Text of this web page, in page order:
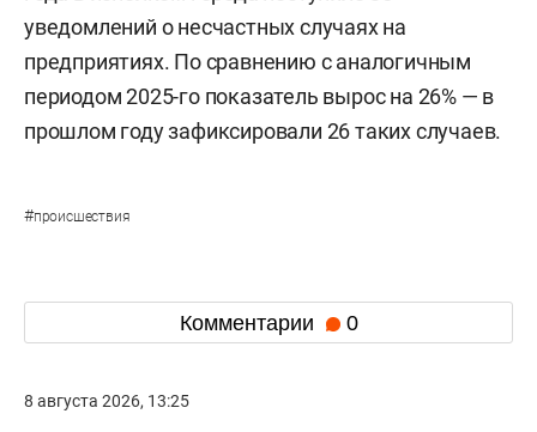
уведомлений о несчастных случаях на
предприятиях. По сравнению с аналогичным
периодом 2025-го показатель вырос на 26% — в
прошлом году зафиксировали 26 таких случаев.
#происшествия
Комментарии 0
8 августа 2026, 13:25